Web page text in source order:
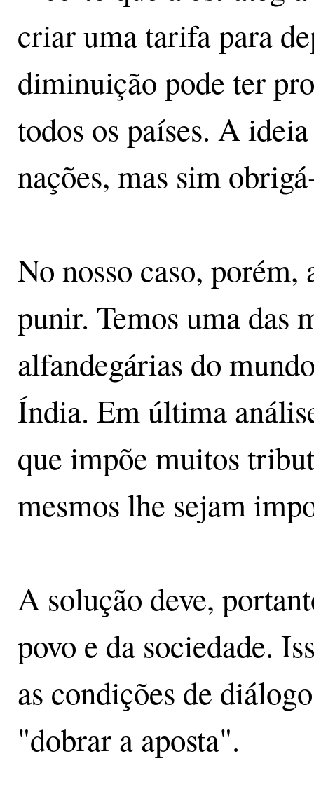
criar uma tarifa para
diminuição pode ter
todos os países. A
nações, mas sim
No nosso caso, porém,
punir. Temos uma das
alfandegárias do
Índia. Em última
que impõe muitos
mesmos lhe sejam
A solução deve,
povo e da sociedade.
as condições de
"dobrar a aposta".